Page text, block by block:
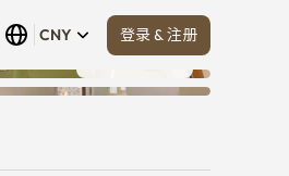
CNY 登录 & 注册
查看全部 (5)